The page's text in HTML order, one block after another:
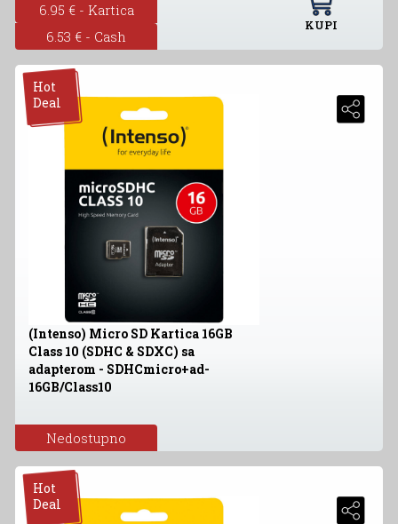
6.95 € - Kartica
6.53 € - Cash
KUPI
Hot
Deal
(Intenso) Micro SD Kartica 16GB
Class 10 (SDHC & SDXC) sa
adapterom - SDHCmicro+ad-
16GB/Class10
Nedostupno
Hot
Deal